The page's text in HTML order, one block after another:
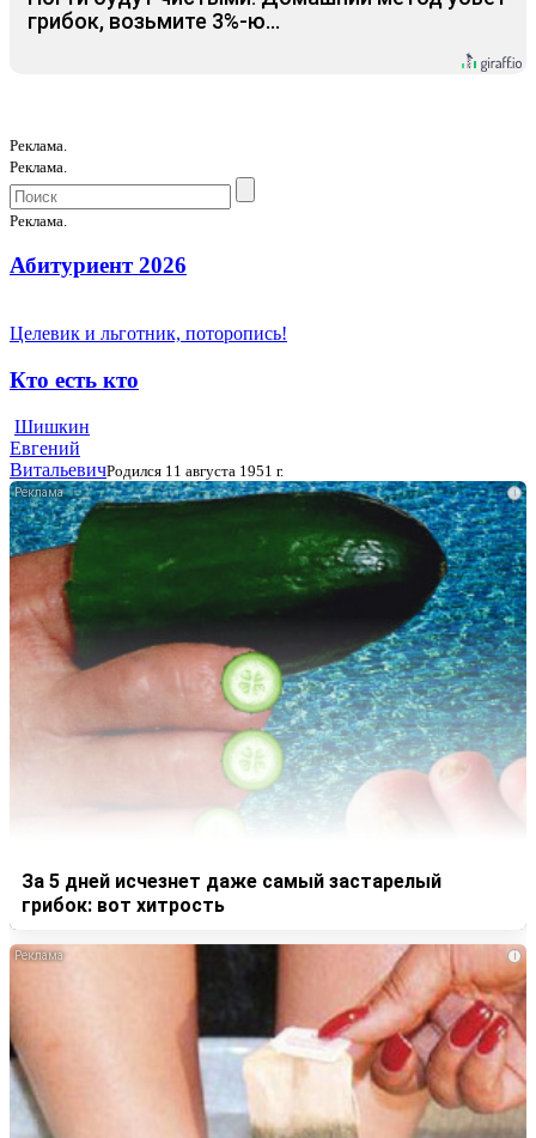
грибок, возьмите 3%-ю…
Реклама.
Реклама.
Реклама.
Абитуриент 2026
Целевик и льготник, поторопись!
Кто есть кто
Шишкин
Евгений
ВитальевичРодился 11 августа 1951 г.
i
За 5 дней исчезнет даже самый застарелый
грибок: вот хитрость
i